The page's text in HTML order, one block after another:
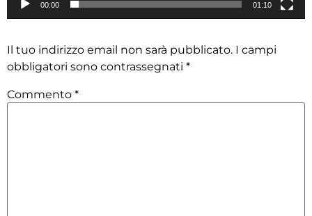
00:00 01:10
Il tuo indirizzo email non sarà pubblicato. I campi
obbligatori sono contrassegnati *
Commento *